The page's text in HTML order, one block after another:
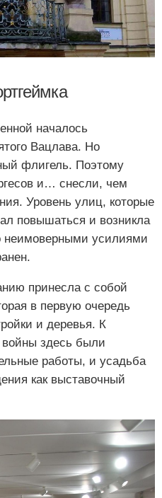
началось
Вацлава. Но
флигель. Поэтому
и… снесли, чем
Уровень улиц, которые
повышаться и возникла
неимоверными усилиями
принесла с собой
в первую очередь
и деревья. К
войны здесь были
работы, и усадьба
как выставочный